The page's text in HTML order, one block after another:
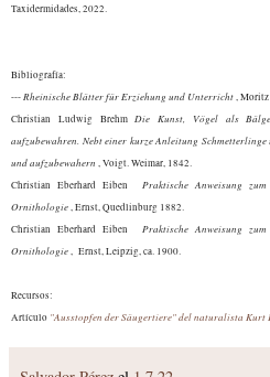
Taxidermidades, 2022.
Bibliografía:
---Rheinische Blätter für Erziehung und Unterricht, Moritz
Christian Ludwig BrehmDie Kunst, Vögel als
aufzubewahren. Nebt einer kurze Anleitung
und aufzubewahern , Voigt. Weimar, 1842.
Christian Eberhard EibenPraktische Anweisung
Ornithologie, Ernst, Quedlinburg 1882.
Christian Eberhard EibenPraktische Anweisung
Ornithologie, Ernst, Leipzig, ca. 1900.
Recursos:
Artículo "Ausstopfen der Säugertiere" del naturalista Kurt